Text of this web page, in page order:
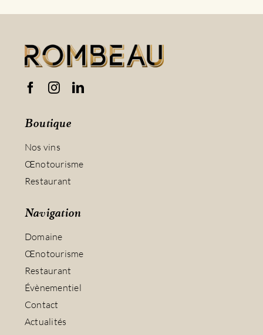
Boutique
Nos vins
Œnotourisme
Restaurant
Navigation
Domaine
Œnotourisme
Restaurant
Évènementiel
Contact
Actualités